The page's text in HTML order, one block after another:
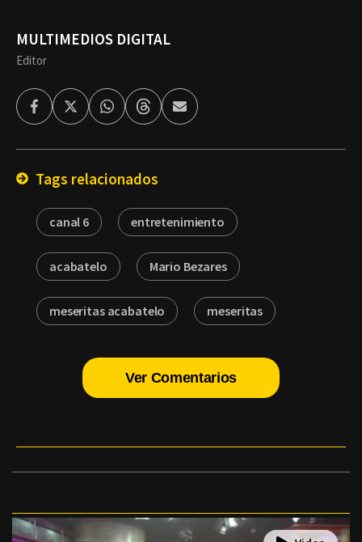
MULTIMEDIOS DIGITAL
Editor
FacebookTwitterWhatsappThreadsEnviar
por
Tags relacionados
canal 6 entretenimiento
acabatelo Mario Bezares
meseritas acabatelo meseritas
Ver Comentarios